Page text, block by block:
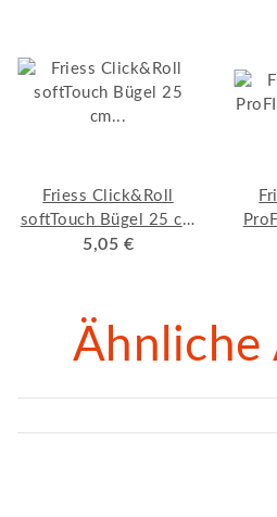
Friess Click&Roll
softTouch Bügel 25 cm
/Ø 8 mm
5,05 €
Ähnliche